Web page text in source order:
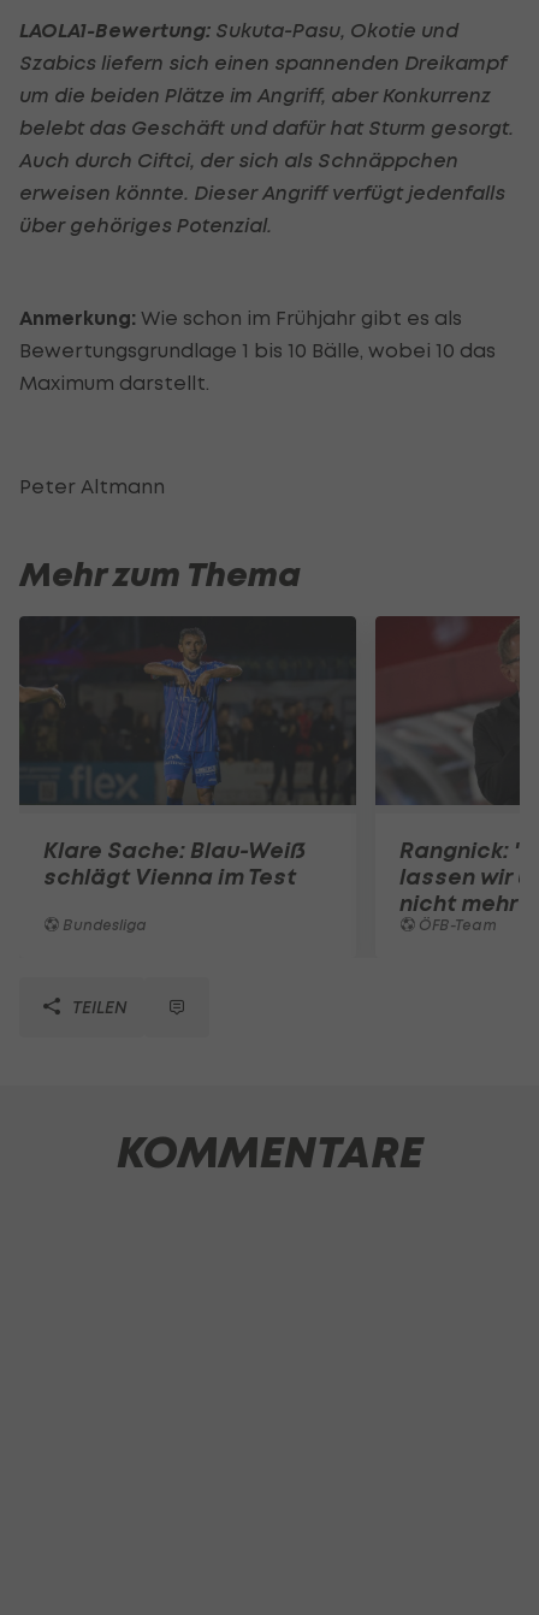
LAOLA1-Bewertung: Sukuta-Pasu, Okotie und
Szabics liefern sich einen spannenden Dreikampf
um die beiden Plätze im Angriff, aber Konkurrenz
belebt das Geschäft und dafür hat Sturm gesorgt.
Auch durch Ciftci, der sich als Schnäppchen
erweisen könnte. Dieser Angriff verfügt jedenfalls
über gehöriges Potenzial.
Anmerkung: Wie schon im Frühjahr gibt es als
Bewertungsgrundlage 1 bis 10 Bälle, wobei 10 das
Maximum darstellt.
Peter Altmann
Mehr zum Thema
Klare Sache: Blau-Weiß
schlägt Vienna im Test
Bundesliga
Rangnick:
lassen wir
nicht mehr
ÖFB-Team
TEILEN
KOMMENTARE